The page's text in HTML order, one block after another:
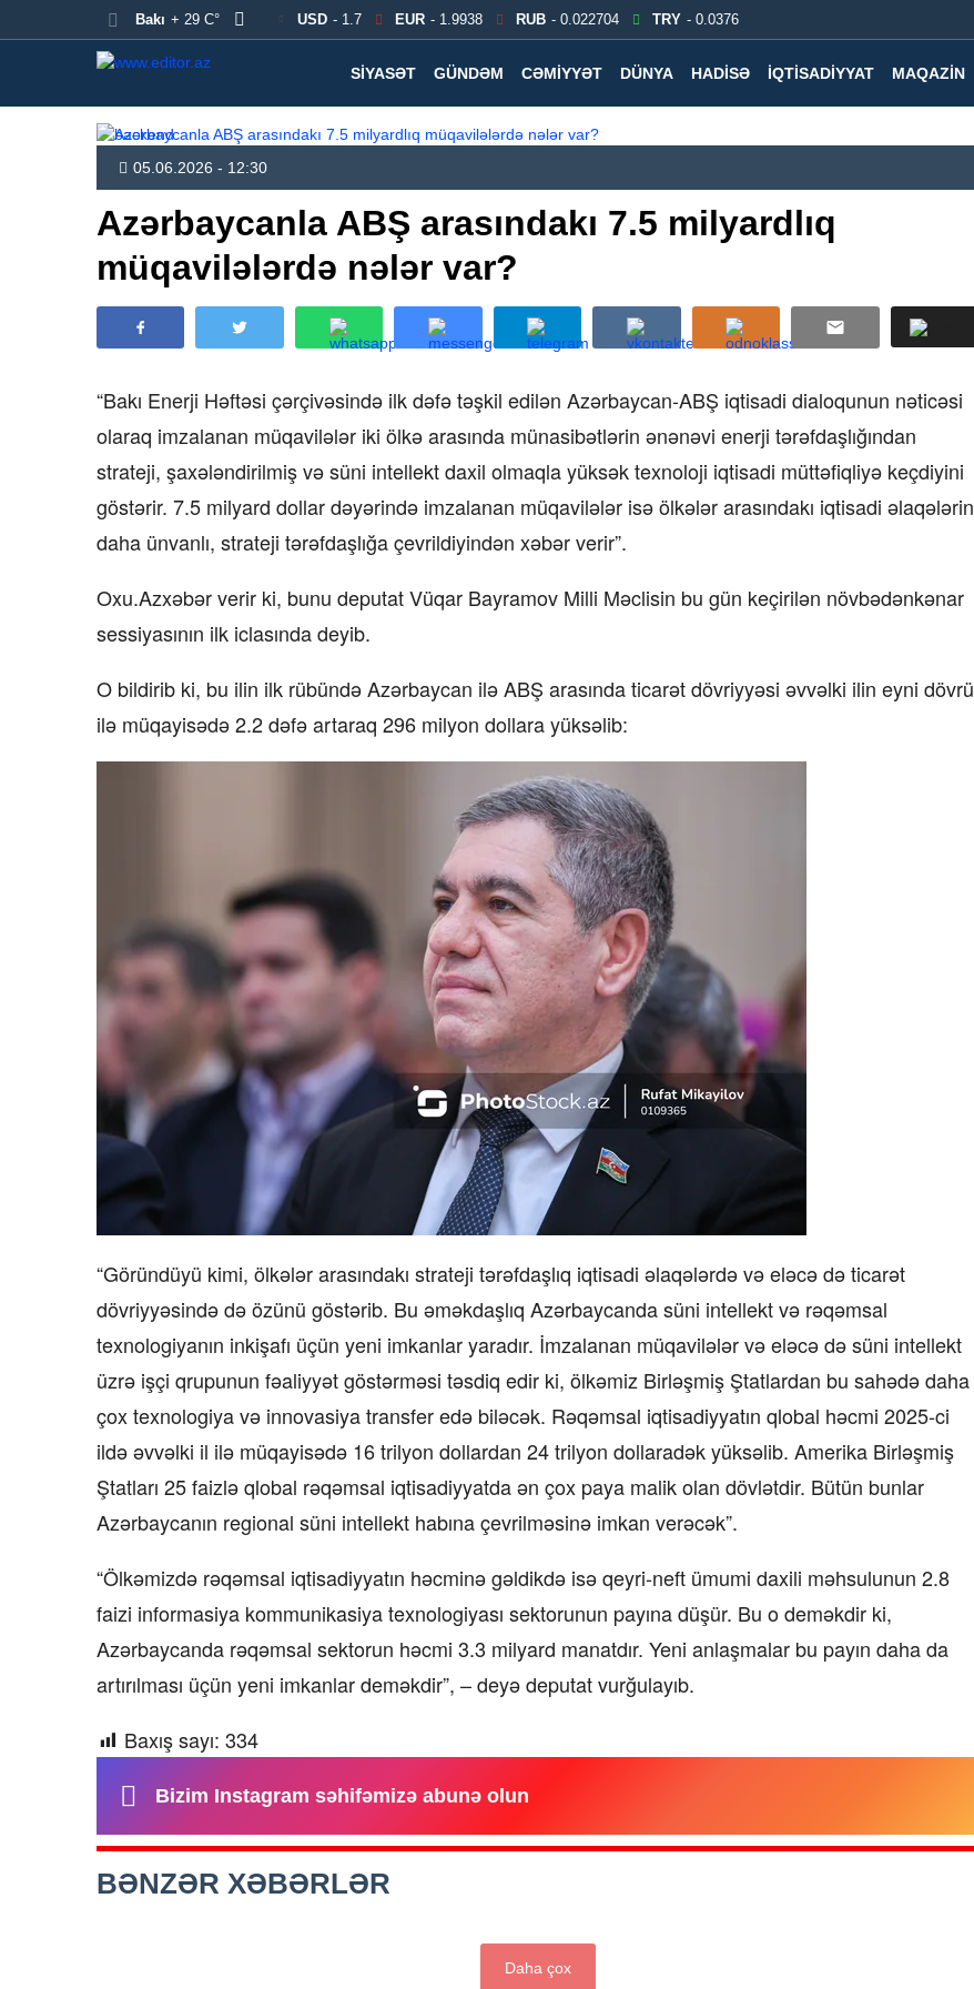
Bakı + 29 C° USD - 1.7 EUR - 1.9938 RUB - 0.022704 TRY - 0.0376
SIYASƏT GÜNDƏM CƏMIYYƏT DÜNYA HADISƏ İQTISADIYYAT MAQAZIN
05.06.2026 - 12:30
Azərbaycanla ABŞ arasındakı 7.5 milyardlıq
müqavilələrdə nələr var?
“Bakı Enerji Həftəsi çərçivəsində ilk dəfə təşkil edilən Azərbaycan-ABŞ iqtisadi dialoqunun nəticəsi
olaraq imzalanan müqavilələr iki ölkə arasında münasibətlərin ənənəvi enerji tərəfdaşlığından
strateji, şaxələndirilmiş və süni intellekt daxil olmaqla yüksək texnoloji iqtisadi müttəfiqliyə keçdiyini
göstərir. 7.5 milyard dollar dəyərində imzalanan müqavilələr isə ölkələr arasındakı iqtisadi əlaqələrin
daha ünvanlı, strateji tərəfdaşlığa çevrildiyindən xəbər verir”.
Oxu.Azxəbər verir ki, bunu deputat Vüqar Bayramov Milli Məclisin bu gün keçirilən növbədənkənar
sessiyasının ilk iclasında deyib.
O bildirib ki, bu ilin ilk rübündə Azərbaycan ilə ABŞ arasında ticarət dövriyyəsi əvvəlki ilin eyni dövrü
ilə müqayisədə 2.2 dəfə artaraq 296 milyon dollara yüksəlib:
“Göründüyü kimi, ölkələr arasındakı strateji tərəfdaşlıq iqtisadi əlaqələrdə və eləcə də ticarət
dövriyyəsində də özünü göstərib. Bu əməkdaşlıq Azərbaycanda süni intellekt və rəqəmsal
texnologiyanın inkişafı üçün yeni imkanlar yaradır. İmzalanan müqavilələr və eləcə də süni intellekt
üzrə işçi qrupunun fəaliyyət göstərməsi təsdiq edir ki, ölkəmiz Birləşmiş Ştatlardan bu sahədə daha
çox texnologiya və innovasiya transfer edə biləcək. Rəqəmsal iqtisadiyyatın qlobal həcmi 2025-ci
ildə əvvəlki il ilə müqayisədə 16 trilyon dollardan 24 trilyon dollaradək yüksəlib. Amerika Birləşmiş
Ştatları 25 faizlə qlobal rəqəmsal iqtisadiyyatda ən çox paya malik olan dövlətdir. Bütün bunlar
Azərbaycanın regional süni intellekt habına çevrilməsinə imkan verəcək”.
“Ölkəmizdə rəqəmsal iqtisadiyyatın həcminə gəldikdə isə qeyri-neft ümumi daxili məhsulunun 2.8
faizi informasiya kommunikasiya texnologiyası sektorunun payına düşür. Bu o deməkdir ki,
Azərbaycanda rəqəmsal sektorun həcmi 3.3 milyard manatdır. Yeni anlaşmalar bu payın daha da
artırılması üçün yeni imkanlar deməkdir”, – deyə deputat vurğulayıb.
Baxış sayı: 334
Bizim Instagram səhifəmizə abunə olun
BƏNZƏR XƏBƏRLƏR
Daha çox